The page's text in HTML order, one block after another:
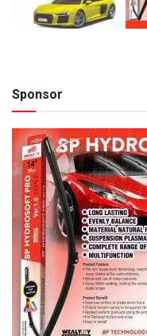
Sponsor